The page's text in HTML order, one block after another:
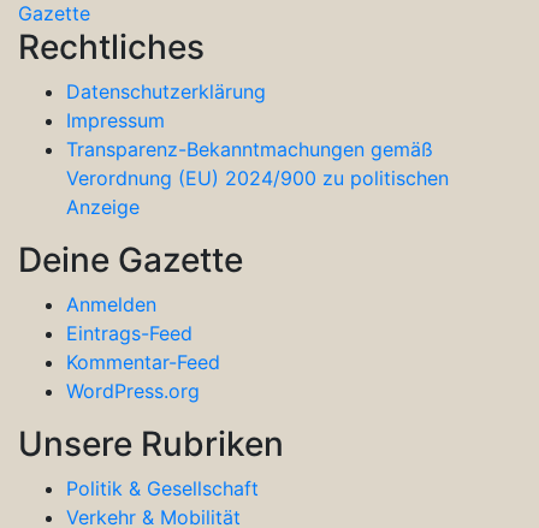
Gazette
Rechtliches
Datenschutzerklärung
Impressum
Transparenz-Bekanntmachungen gemäß
Verordnung (EU) 2024/900 zu politischen
Anzeige
Deine Gazette
Anmelden
Eintrags-Feed
Kommentar-Feed
WordPress.org
Unsere Rubriken
Politik & Gesellschaft
Verkehr & Mobilität